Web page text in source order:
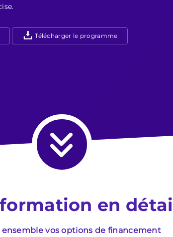
Télécharger le programme
en
vos options de financement